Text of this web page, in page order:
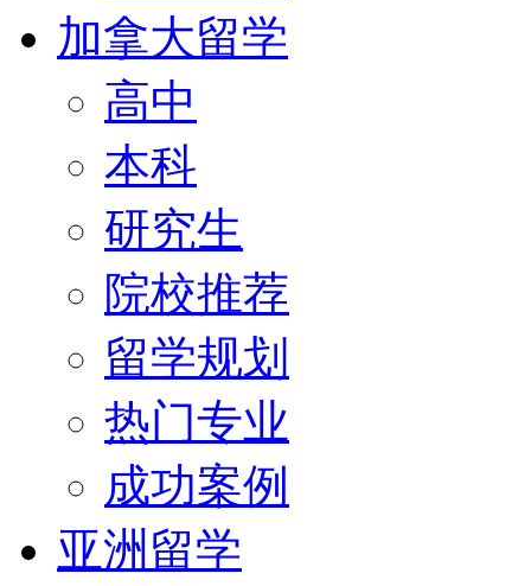
加拿大留学
高中
本科
研究生
院校推荐
留学规划
热门专业
成功案例
亚洲留学